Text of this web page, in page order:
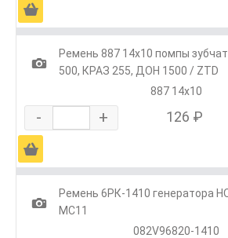
Ä
1
Ремень 887 14х10 помпы
500, КРАЗ 255, ДОН 1500 / ZTD
887 14х10
- + 126 ₽
Ä
1
Ремень 6РК-1410 генератора
МС11
082V96820-1410